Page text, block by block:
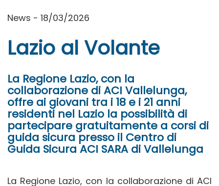
News - 18/03/2026
Lazio al Volante
La Regione Lazio, con la
collaborazione di ACI Vallelunga,
offre ai giovani tra i 18 e i 21 anni
residenti nel Lazio la possibilità di
partecipare gratuitamente a corsi di
guida sicura presso il Centro di
Guida Sicura ACI SARA di Vallelunga
La Regione Lazio, con la collaborazione di ACI